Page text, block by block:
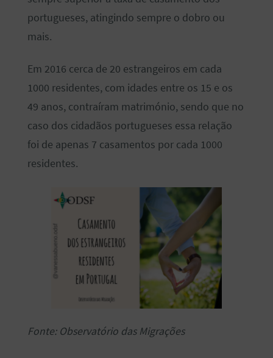
portugueses, atingindo sempre o dobro ou
mais.
Em 2016 cerca de 20 estrangeiros em cada
1000 residentes, com idades entre os 15 e os
49 anos, contraíram matrimónio, sendo que no
caso dos cidadãos portugueses essa relação
foi de apenas 7 casamentos por cada 1000
residentes.
Fonte: Observatório das Migrações